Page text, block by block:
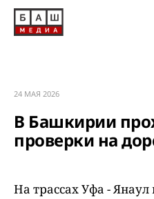
24 МАЯ 2026
В Башкирии
проверки на
На трассах Уфа - Янаул